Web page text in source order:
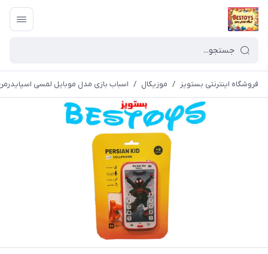
فروشگاه اینترنتی بستویز / موزیکال / اسباب بازی مدل موبایل لمسی